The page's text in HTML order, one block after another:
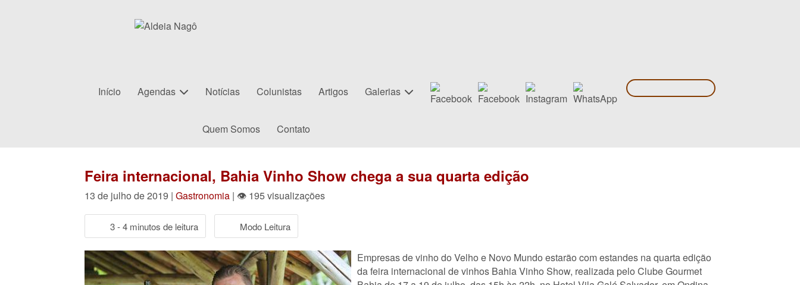
Início Agendas Notícias Colunistas Artigos Galerias
Quem Somos Contato
Feira internacional, Bahia Vinho Show chega a sua quarta edição
13 de julho de 2019 | Gastronomia | 👁 195 visualizações
3 - 4 minutos de leitura Modo Leitura
Empresas de vinho do Velho e Novo Mundo estarão com estandes na quarta edição
da feira internacional de vinhos Bahia Vinho Show, realizada pelo Clube Gourmet